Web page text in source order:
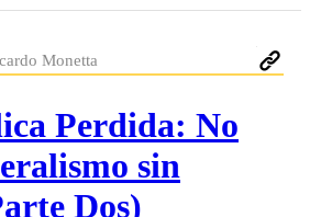
Monetta
Perdida: No
sin
Dos)